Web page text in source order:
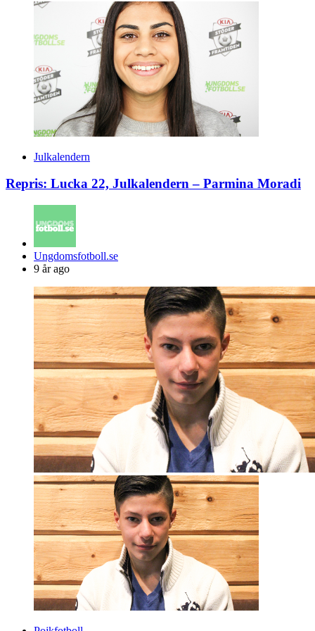
Julkalendern
Repris: Lucka 22, Julkalendern – Parmina Moradi
Posted
by
Ungdomsfotboll.se
9 år ago